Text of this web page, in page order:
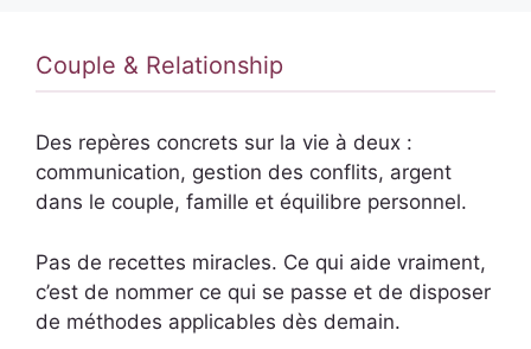
Couple & Relationship
Des repères concrets sur la vie à deux :
communication, gestion des conflits, argent
dans le couple, famille et équilibre personnel.
Pas de recettes miracles. Ce qui aide vraiment,
c’est de nommer ce qui se passe et de disposer
de méthodes applicables dès demain.